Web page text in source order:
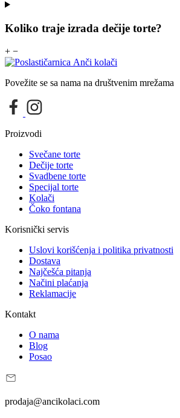
Koliko traje izrada dečije torte?
+ −
Povežite se sa nama na društvenim mrežama
Proizvodi
Svečane torte
Dečije torte
Svadbene torte
Specijal torte
Kolači
Čoko fontana
Korisnički servis
Uslovi korišćenja i politika privatnosti
Dostava
Najčešća pitanja
Načini plaćanja
Reklamacije
Kontakt
O nama
Blog
Posao
prodaja@ancikolaci.com